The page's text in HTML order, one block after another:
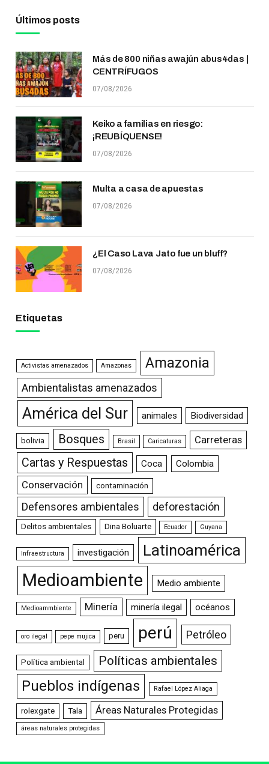
Últimos posts
Más de 800 niñas awajún abus4das |
CENTRÍFUGOS
07/08/2026
Keiko a familias en riesgo:
¡REUBÍQUENSE!
07/08/2026
Multa a casa de apuestas
07/08/2026
¿El Caso Lava Jato fue un bluff?
07/08/2026
Etiquetas
Activistas amenazados Amazonas Amazonia
Ambientalistas amenazados
América del Sur animales Biodiversidad
bolivia Bosques Brasil Caricaturas Carreteras
Cartas y Respuestas Coca Colombia
Conservación contaminación
Defensores ambientales deforestación
Delitos ambientales Dina Boluarte Ecuador Guyana
Infraestructura investigación Latinoamérica
Medioambiente Medio ambiente
Medioammbiente Minería minería ilegal océanos
oro ilegal pepe mujica peru perú Petróleo
Política ambiental Políticas ambientales
Pueblos indígenas Rafael López Aliaga
rolexgate Tala Áreas Naturales Protegidas
áreas naturales protegidas